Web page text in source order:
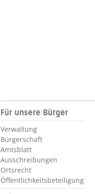
Für unsere Bürger
Verwaltung
Bürgerschaft
Amtsblatt
Ausschreibungen
Ortsrecht
Öffentlichkeitsbeteiligung